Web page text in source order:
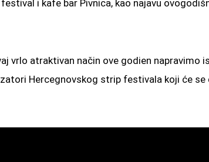
i kafe bar Pivnica, kao najavu
vrlo atraktivan način ove godien napravimo
Hercegnovskog strip festivala koji će